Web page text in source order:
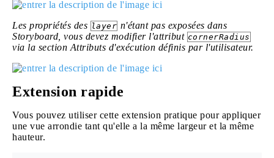
Les propriétés des layer n'étant pas exposées dans
Storyboard, vous devez modifier l'attribut cornerRadius
via la section Attributs d'exécution définis par l'utilisateur.
Extension rapide
Vous pouvez utiliser cette extension pratique pour appliquer
une vue arrondie tant qu'elle a la même largeur et la même
hauteur.